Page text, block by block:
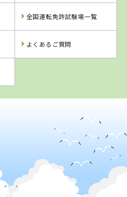
予 約
詳 細
予 約
ーズスクール藤
予 約
5
自動車学校
6
山形県
米沢ドライビン
グスクール
全国運転免許試験場一覧
よくあるご質問